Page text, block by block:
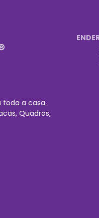
a casa.
Quadros,